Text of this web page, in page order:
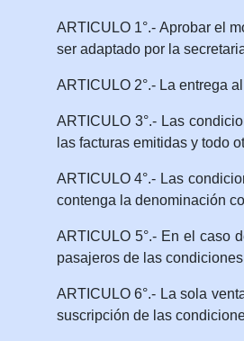
ARTICULO 1°.- Aprobar el
ser adaptado por la
ARTICULO 2°.- La entrega
ARTICULO 3°.- Las
las facturas emitidas y todo
ARTICULO 4°.- Las
contenga la denominación
ARTICULO 5°.- En el caso
pasajeros de las
ARTICULO 6°.- La sola
suscripción de las